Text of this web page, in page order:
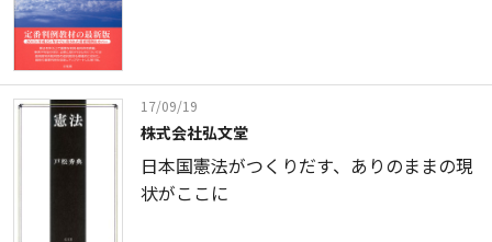
17/09/19
株式会社弘文堂
日本国憲法がつくりだす、ありのままの現
状がここに